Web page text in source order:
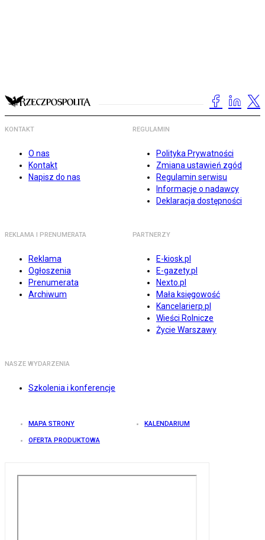
KONTAKT
O nas
Kontakt
Napisz do nas
REGULAMIN
Polityka Prywatności
Zmiana ustawień zgód
Regulamin serwisu
Informacje o nadawcy
Deklaracja dostępności
REKLAMA I PRENUMERATA
Reklama
Ogłoszenia
Prenumerata
Archiwum
PARTNERZY
E-kiosk.pl
E-gazety.pl
Nexto.pl
Mała księgowość
Kancelarierp.pl
Wieści Rolnicze
Życie Warszawy
NASZE WYDARZENIA
Szkolenia i konferencje
MAPA STRONY KALENDARIUM
OFERTA PRODUKTOWA